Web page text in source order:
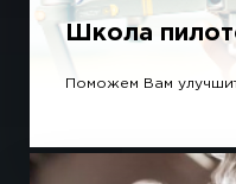
Школа
Поможем Вам